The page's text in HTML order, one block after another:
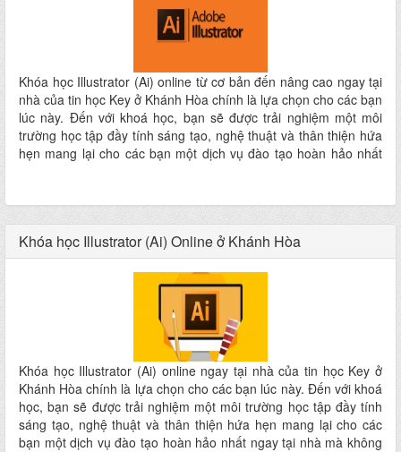
Khóa học Illustrator (Ai) online từ cơ bản đến nâng cao ngay tại
nhà của tin học Key ở Khánh Hòa chính là lựa chọn cho các bạn
lúc này. Đến với khoá học, bạn sẽ được trải nghiệm một môi
trường học tập đầy tính sáng tạo, nghệ thuật và thân thiện hứa
hẹn mang lại cho các bạn một dịch vụ đào tạo hoàn hảo nhất
Khóa học Illustrator (Ai) Online ở Khánh Hòa
Khóa học Illustrator (Ai) online ngay tại nhà của tin học Key ở
Khánh Hòa chính là lựa chọn cho các bạn lúc này. Đến với khoá
học, bạn sẽ được trải nghiệm một môi trường học tập đầy tính
sáng tạo, nghệ thuật và thân thiện hứa hẹn mang lại cho các
bạn một dịch vụ đào tạo hoàn hảo nhất ngay tại nhà mà không